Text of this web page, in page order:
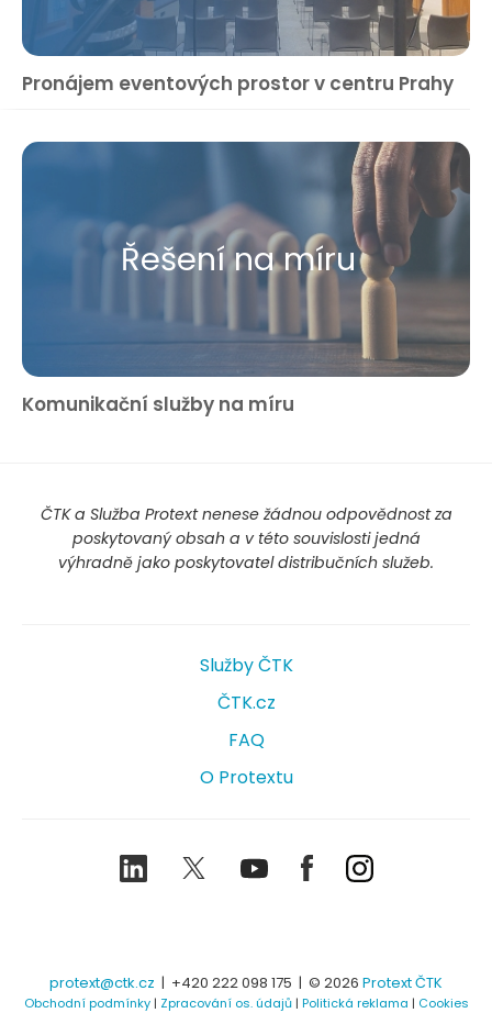
Pronájem eventových prostor v centru Prahy
Řešení na míru
Komunikační služby na míru
ČTK a Služba Protext nenese žádnou odpovědnost za
poskytovaný obsah a v této souvislosti jedná
výhradně jako poskytovatel distribučních služeb.
Služby ČTK
ČTK.cz
FAQ
O Protextu
LinkedIn TwitterYoutubeFacebookInstagram
protext@ctk.cz | +420 222 098 175 | © 2026 Protext ČTK
Obchodní podmínky| Zpracování os. údajů| Politická reklama | Cookies